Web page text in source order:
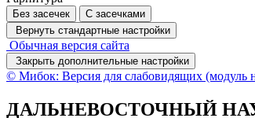
Без засечек
С засечками
Вернуть стандартные настройки
Обычная версия сайта
Закрыть дополнительные настройки
© Мибок: Версия для слабовидящих (модуль
ДАЛЬНЕВОСТОЧНЫЙ